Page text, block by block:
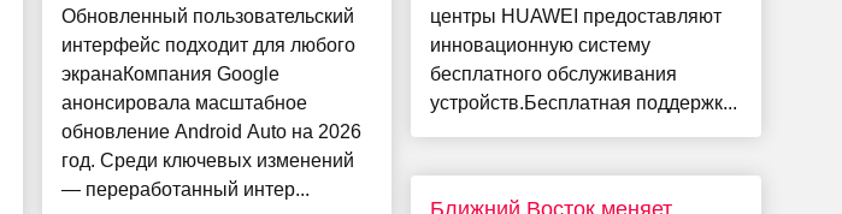
Обновленный пользовательский
интерфейс подходит для любого
экранаКомпания Google
анонсировала масштабное
обновление Android Auto на 2026
год. Среди ключевых изменений
— переработанный интер...
центры HUAWEI предоставляют
инновационную систему
бесплатного обслуживания
устройств.Бесплатная поддержк...